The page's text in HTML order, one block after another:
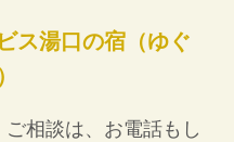
ス湯口の宿（ゆぐ
相談は、お電話もし